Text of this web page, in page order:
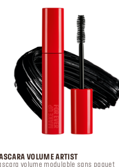
VOLUME ARTIST
volume modulable sans paquet